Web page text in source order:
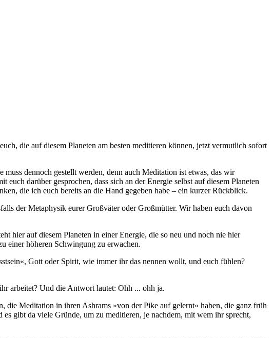
die auf diesem Planeten am besten meditieren können, jetzt vermutlich sofort
dennoch gestellt werden, denn auch Meditation ist etwas, das wir
darüber gesprochen, dass sich an der Energie selbst auf diesem Planeten
die ich euch bereits an die Hand gegeben habe – ein kurzer Rückblick.
der Metaphysik eurer Großväter oder Großmütter. Wir haben euch davon
hier auf diesem Planeten in einer Energie, die so neu und noch nie hier
einer höheren Schwingung zu erwachen.
Gott oder Spirit, wie immer ihr das nennen wollt, und euch fühlen?
arbeitet? Und die Antwort lautet: Ohh ... ohh ja.
die Meditation in ihren Ashrams »von der Pike auf gelernt« haben, die ganz früh
gibt da viele Gründe, um zu meditieren, je nachdem, mit wem ihr sprecht,